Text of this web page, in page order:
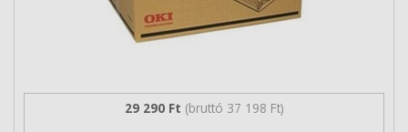
29 290 Ft (bruttó 37 198 Ft)